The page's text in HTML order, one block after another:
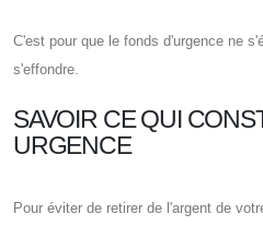
C'est pour que le fonds d'urgence ne
s'effondre.
SAVOIR CE QUI
URGENCE
Pour éviter de retirer de l'argent de